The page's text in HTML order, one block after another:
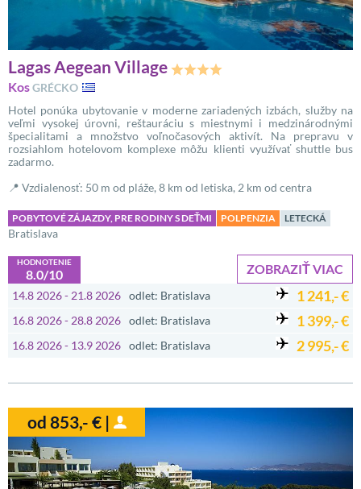
Lagas Aegean Village
KosGRÉCKO
Hotel ponúka ubytovanie v moderne zariadených izbách, služby na
veľmi vysokej úrovni, reštauráciu s miestnymi i medzinárodnými
špecialitami a množstvo voľnočasových aktivít. Na prepravu v
rozsiahlom hotelovom komplexe môžu klienti využívať shuttle bus
zadarmo.
📍 Vzdialenosť: 50 m od pláže, 8 km od letiska, 2 km od centra
POBYTOVÉ ZÁJAZDY, PRE RODINY S DEŤMI POLPENZIA LETECKÁ
Bratislava
ZOBRAZIŤ VIAC
HODNOTENIE
8.0/10
14.8 2026 - 21.8 2026 odlet: Bratislava 1 241,- €
16.8 2026 - 28.8 2026 odlet: Bratislava 1 399,- €
16.8 2026 - 13.9 2026 odlet: Bratislava 2 995,- €
od 853,- € |